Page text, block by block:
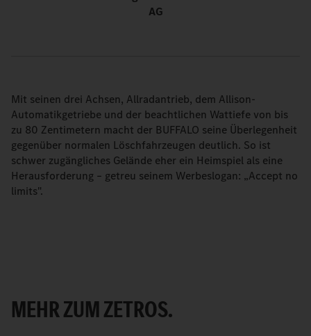
AG
Mit seinen drei Achsen, Allradantrieb, dem Allison-
Automatikgetriebe und der beachtlichen Wattiefe von bis
zu 80 Zentimetern macht der BUFFALO seine Überlegenheit
gegenüber normalen Löschfahrzeugen deutlich. So ist
schwer zugängliches Gelände eher ein Heimspiel als eine
Herausforderung – getreu seinem Werbeslogan: „Accept no
limits".
MEHR ZUM ZETROS.